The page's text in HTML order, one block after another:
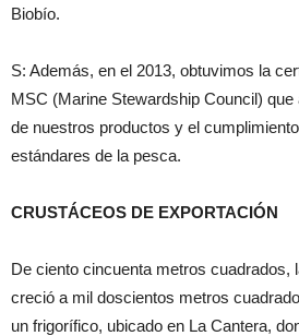
Biobío.
S: Además, en el 2013, obtuvimos la
MSC (Marine Stewardship Council)
de nuestros productos y el
estándares de la pesca.
CRUSTÁCEOS DE EXPORTACIÓN
De ciento cincuenta metros cuadrados,
creció a mil doscientos metros
un frigorífico, ubicado en La Cantera,